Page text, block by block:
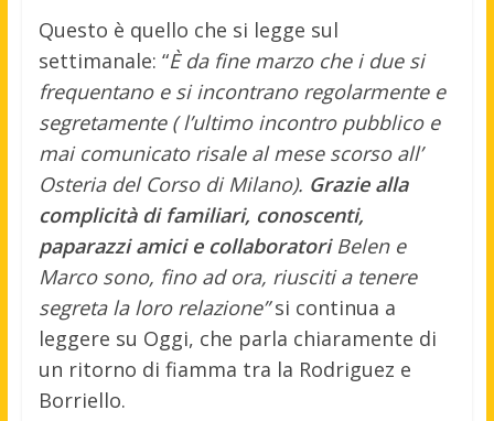
Questo è quello che si legge sul
settimanale: “È da fine marzo che i due si
frequentano e si incontrano regolarmente e
segretamente ( l’ultimo incontro pubblico e
mai comunicato risale al mese scorso all’
Osteria del Corso di Milano). Grazie alla
complicità di familiari, conoscenti,
paparazzi amici e collaboratoriBelen e
Marco sono, fino ad ora, riusciti a tenere
segreta la loro relazione”si continua a
leggere su Oggi, che parla chiaramente di
un ritorno di fiamma tra la Rodriguez e
Borriello.